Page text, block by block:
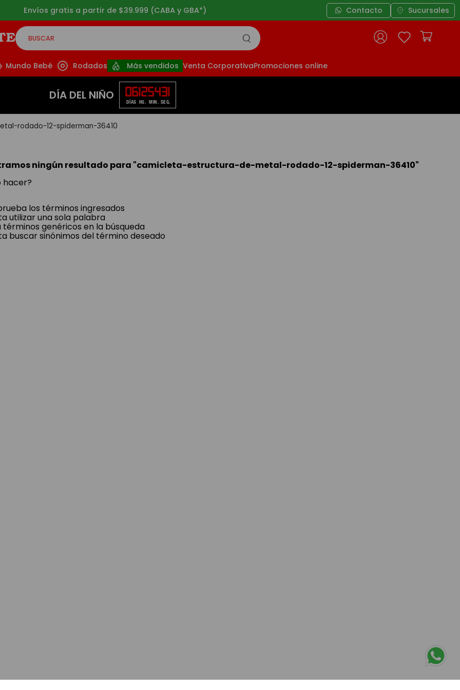
(CABA y GBA*) 3 cuotas sin interés a partir de $49.999
Contacto Sucursales
BUSCAR
Mundo Bebé Rodados Más vendidos Venta CorporativaPromociones online
DÍA DEL NIÑO 06
DÍAS
12
HS.
54
MIN.
31
SEG.
rodado-12-spiderman-36410
ningún resultado para "camicleta-estructura-de-metal-rodado-12-spiderman-36410"
hacer?
los términos ingresados
utilizar una sola palabra
términos genéricos en la búsqueda
buscar sinónimos del término deseado